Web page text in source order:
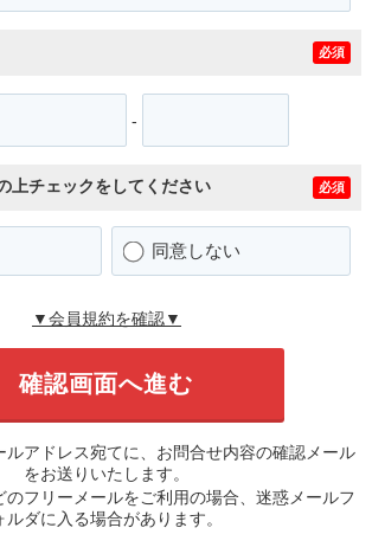
必須
-
上チェックをしてください 必須
同意しない
▼会員規約を確認▼
アドレス宛てに、お問合せ内容の確認メール
をお送りいたします。
フリーメールをご利用の場合、迷惑メールフ
ルダに入る場合があります。